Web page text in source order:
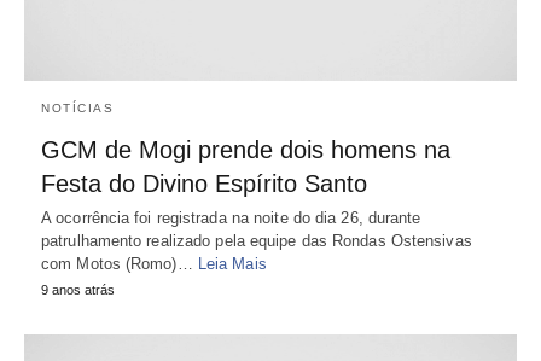
NOTÍCIAS
GCM de Mogi prende dois homens na
Festa do Divino Espírito Santo
A ocorrência foi registrada na noite do dia 26, durante
patrulhamento realizado pela equipe das Rondas Ostensivas
com Motos (Romo)… Leia Mais
9 anos atrás